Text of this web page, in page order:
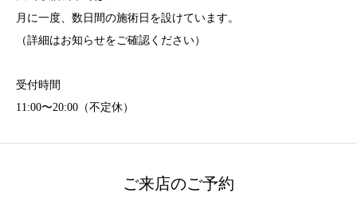
月に一度、数日間の施術日を設けています。
（詳細はお知らせをご確認ください）
受付時間
11:00〜20:00（不定休）
ご来店のご予約